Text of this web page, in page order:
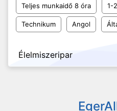
Teljes munkaidő 8 óra 1-
Technikum Angol
Élelmiszeripar